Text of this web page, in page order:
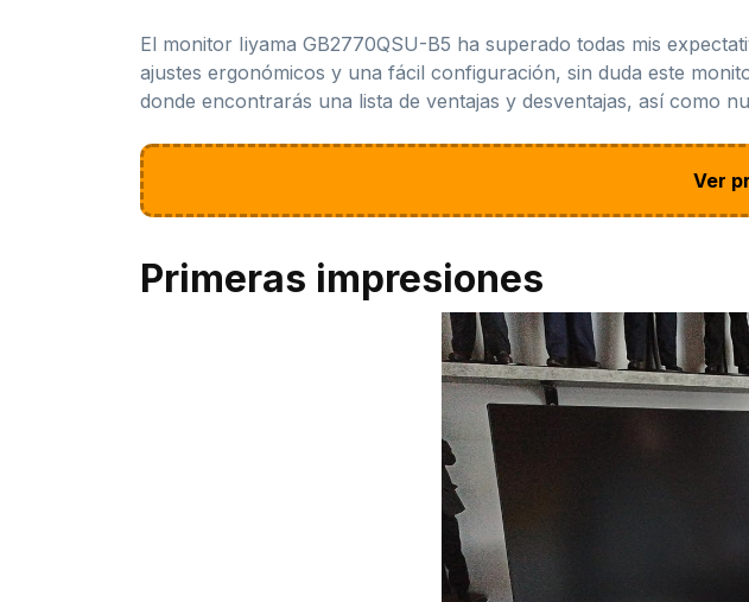
El monitor Iiyama GB2770QSU-B5 ha superado todas mis
ajustes ergonómicos y una fácil configuración, sin duda este
donde encontrarás una lista de ventajas y desventajas, así como
Ver
Primeras impresiones